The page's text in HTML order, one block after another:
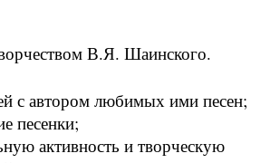
В.Я. Шаинского.
с автором любимых ими песен;
песенки;
активность и творческую